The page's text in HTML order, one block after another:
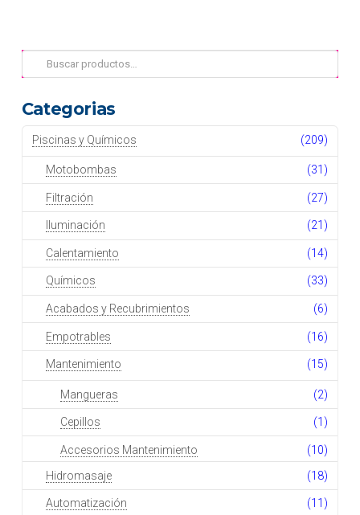
Buscar
por:
Categorias
Piscinas y Químicos (209)
Motobombas (31)
Filtración (27)
Iluminación (21)
Calentamiento (14)
Químicos (33)
Acabados y Recubrimientos (6)
Empotrables (16)
Mantenimiento (15)
Mangueras (2)
Cepillos (1)
Accesorios Mantenimiento
(10)
Hidromasaje
(18)
Automatización (11)